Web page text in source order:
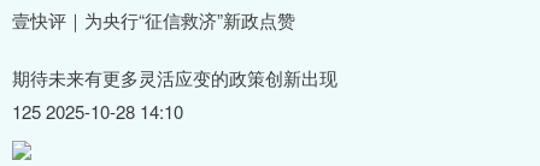
壹快评｜为央行“征信救济”新政点赞
期待未来有更多灵活应变的政策创新出现
125 2025-10-28 14:10